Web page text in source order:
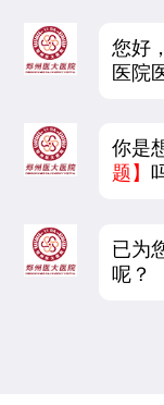
您好
医院
你是
题】
已为
呢？